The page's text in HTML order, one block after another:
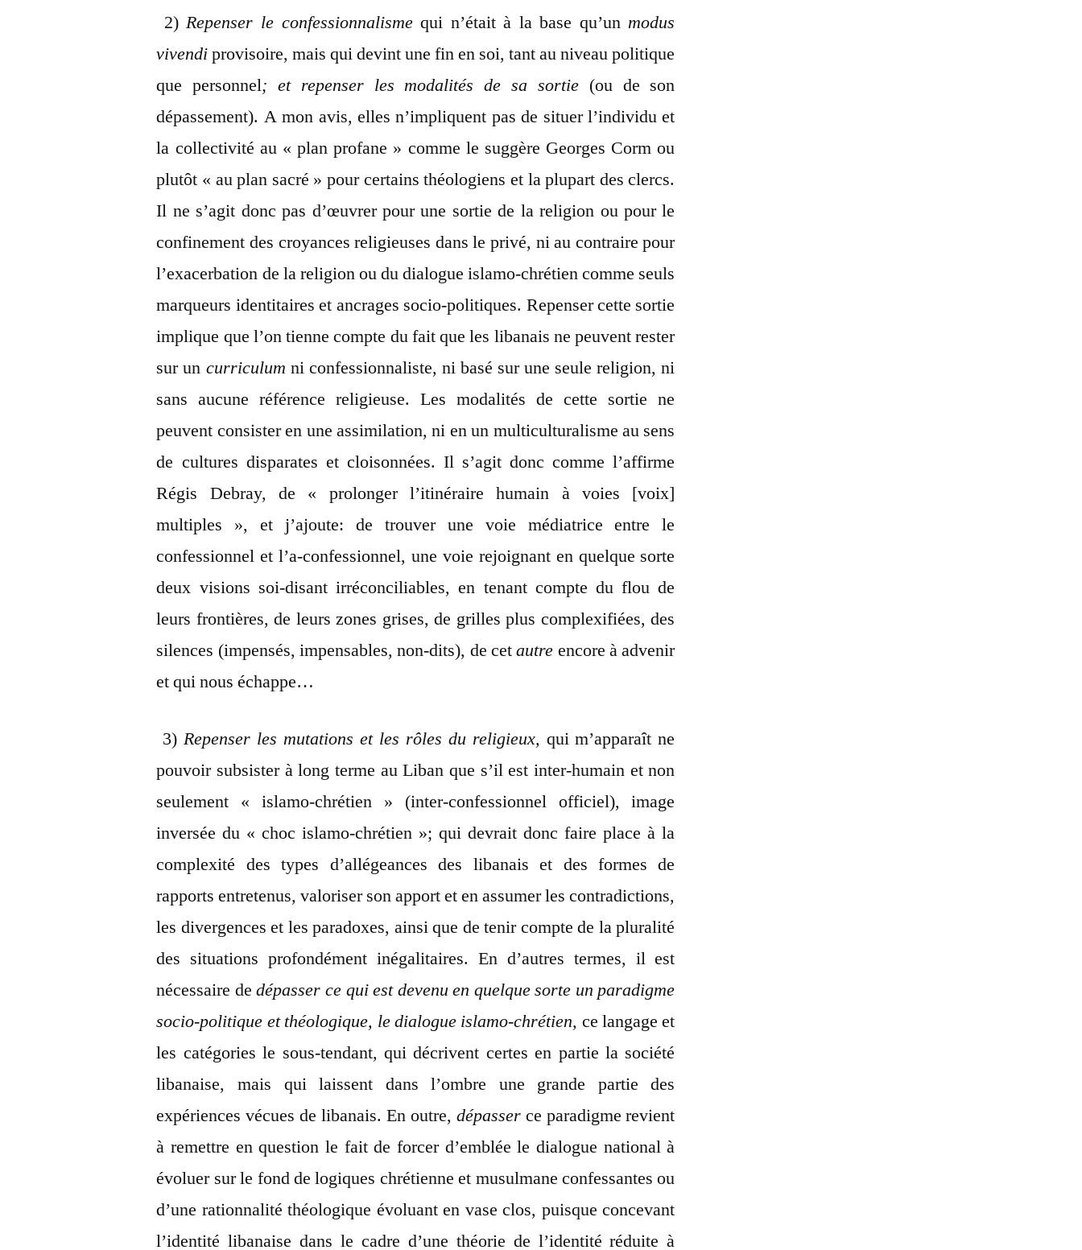
2)Repenser le confessionnalismequi n’était à la base qu’unmodus
vivendiprovisoire, mais qui devint une fin en soi, tant au niveau politique
que personnel; et repenser les modalités de sa sortie(ou de son
dépassement). A mon avis, elles n’impliquent pas de situer l’individu et
la collectivité au « plan profane » comme le suggère Georges Corm ou
plutôt « au plan sacré » pour certains théologiens et la plupart des clercs.
Il ne s’agit donc pas d’œuvrer pour une sortie de la religion ou pour le
confinement des croyances religieuses dans le privé, ni au contraire pour
l’exacerbation de la religion ou du dialogue islamo-chrétien comme seuls
marqueurs identitaires et ancrages socio-politiques. Repenser cette sortie
implique que l’on tienne compte du fait que les libanais ne peuvent rester
sur un curriculum ni confessionnaliste, ni basé sur une seule religion, ni
sans aucune référence religieuse. Les modalités de cette sortie ne
peuvent consister en une assimilation, ni en un multiculturalisme au sens
de cultures disparates et cloisonnées. Il s’agit donc comme l’affirme
Régis Debray, de « prolonger l’itinéraire humain à voies [voix]
multiples », et j’ajoute: de trouver une voie médiatrice entre le
confessionnel et l’a-confessionnel, une voie rejoignant en quelque sorte
deux visions soi-disant irréconciliables, en tenant compte du flou de
leurs frontières, de leurs zones grises, de grilles plus complexifiées, des
silences (impensés, impensables, non-dits), de cetautre encore à advenir
et qui nous échappe…
3)Repenser les mutations et les rôles du religieux, qui m’apparaît ne
pouvoir subsister à long terme au Liban que s’il est inter-humain et non
seulement « islamo-chrétien » (inter-confessionnel officiel), image
inversée du « choc islamo-chrétien »; qui devrait donc faire place à la
complexité des types d’allégeances des libanais et des formes de
rapports entretenus, valoriser son apport et en assumer les contradictions,
les divergences et les paradoxes, ainsi que de tenir compte de la pluralité
des situations profondément inégalitaires. En d’autres termes, il est
nécessaire dedépasser ce qui est devenu en quelque sorte un paradigme
socio-politique et théologique, le dialogue islamo-chrétien, ce langage et
les catégories le sous-tendant, qui décrivent certes en partie la société
libanaise, mais qui laissent dans l’ombre une grande partie des
expériences vécues de libanais. En outre, dépasserce paradigme revient
à remettre en question le fait de forcer d’emblée le dialogue national à
évoluer sur le fond de logiques chrétienne et musulmane confessantes ou
d’une rationnalité théologique évoluant en vase clos, puisque concevant
l’identité libanaise dans le cadre d’une théorie de l’identité réduite à